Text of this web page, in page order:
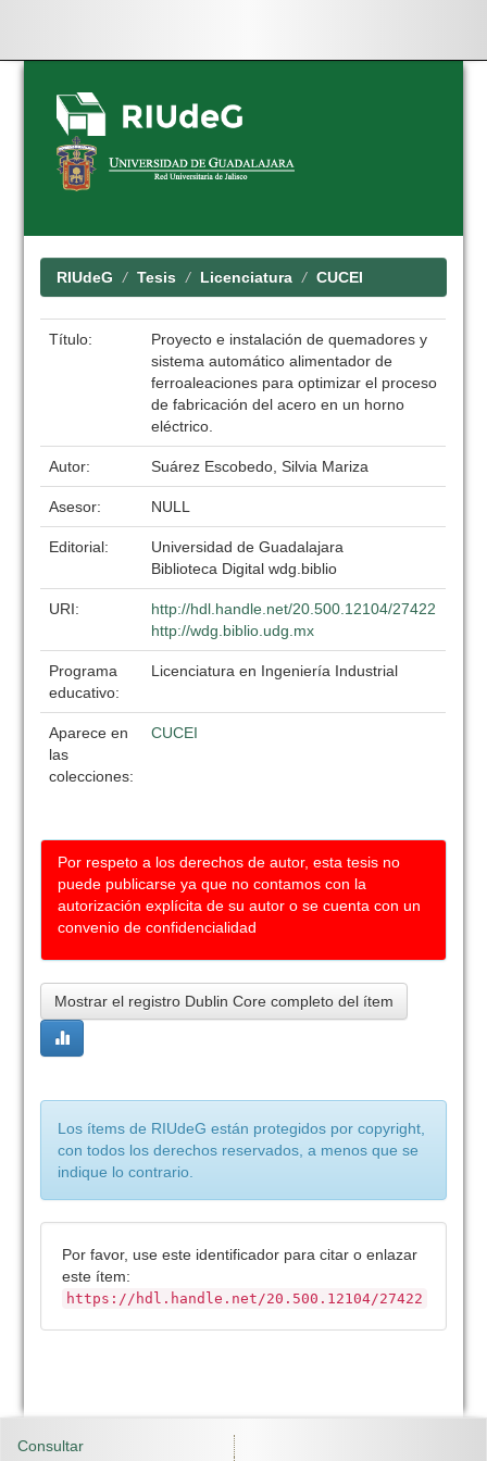
Skip
navigation
RIUdeG Tesis Licenciatura CUCEI
Título:
Proyecto e instalación de quemadores y
sistema automático alimentador de
ferroaleaciones para optimizar el proceso
de fabricación del acero en un horno
eléctrico.
Autor: Suárez Escobedo, Silvia Mariza
Asesor: NULL
Editorial:
Universidad de Guadalajara
Biblioteca Digital wdg.biblio
URI:
http://hdl.handle.net/20.500.12104/27422
http://wdg.biblio.udg.mx
Programa
educativo:
Licenciatura en Ingeniería Industrial
Aparece en
las
colecciones:
CUCEI
Por respeto a los derechos de autor, esta tesis no
puede publicarse ya que no contamos con la
autorización explícita de su autor o se cuenta con un
convenio de confidencialidad
Mostrar el registro Dublin Core completo del ítem
Los ítems de RIUdeG están protegidos por copyright,
con todos los derechos reservados, a menos que se
indique lo contrario.
Por favor, use este identificador para citar o enlazar
este ítem:
https://hdl.handle.net/20.500.12104/27422
Consultar